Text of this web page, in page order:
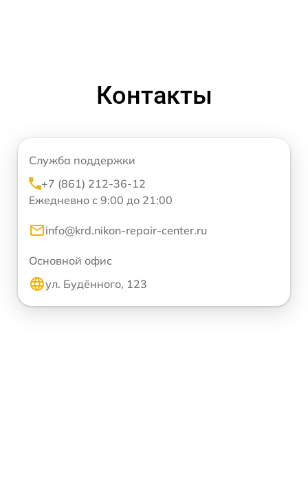
Контакты
Служба поддержки
+7 (861) 212-36-12
Ежедневно с 9:00 до 21:00
info@krd.nikon-repair-center.ru
Основной офис
ул. Будённого, 123